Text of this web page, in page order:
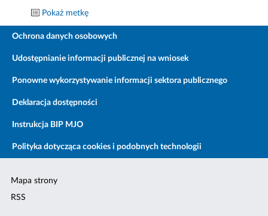
Pokaż metkę
Ochrona danych osobowych
Udostępnianie informacji publicznej na wniosek
Ponowne wykorzystywanie informacji sektora publicznego
Deklaracja dostępności
Instrukcja BIP MJO
Polityka dotycząca cookies i podobnych technologii
Mapa strony
RSS